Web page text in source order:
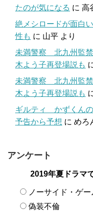
たのが気になる に 高
絶メシロードが面白
性も に 山平 より
未満警察 北九州監
木よう子再登場説も
未満警察 北九州監
木よう子再登場説も
ギルティ かずくんの
予告から予想 に めろ
アンケート
2019年夏ドラマ
ノーサイド・ゲー
偽装不倫